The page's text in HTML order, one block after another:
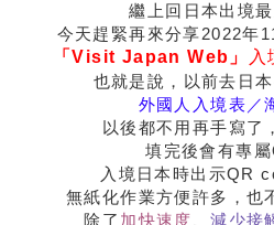
繼上回日本出境
今天趕緊再來分享2022年
「Visit Japan Web」
入
也就是說，以前去日
外國人入境表／
以後都不用再手寫了
填完後會有專
入境日本時出示QR
無紙化作業方便許多，也
除了 加快速度 、減少接